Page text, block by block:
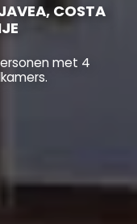
COSTA
met 4